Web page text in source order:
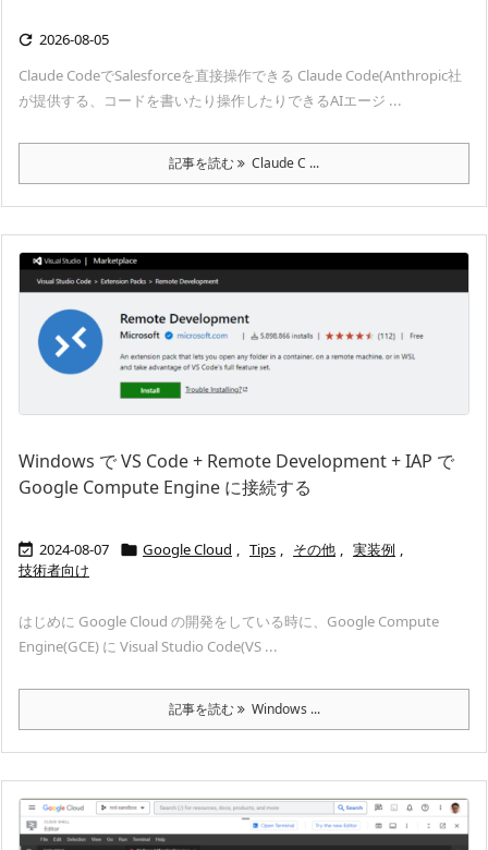
 2026-08-05
Claude CodeでSalesforceを直接操作できる Claude Code(Anthropic社
が提供する、コードを書いたり操作したりできるAIエージ ...
記事を読む Claude C ...
Windows で VS Code + Remote Development + IAP で
Google Compute Engine に接続する
 2024-08-07  Google Cloud , Tips , その他 , 実装例 ,
技術者向け
はじめに Google Cloud の開発をしている時に、Google Compute
Engine(GCE) に Visual Studio Code(VS ...
記事を読む Windows ...